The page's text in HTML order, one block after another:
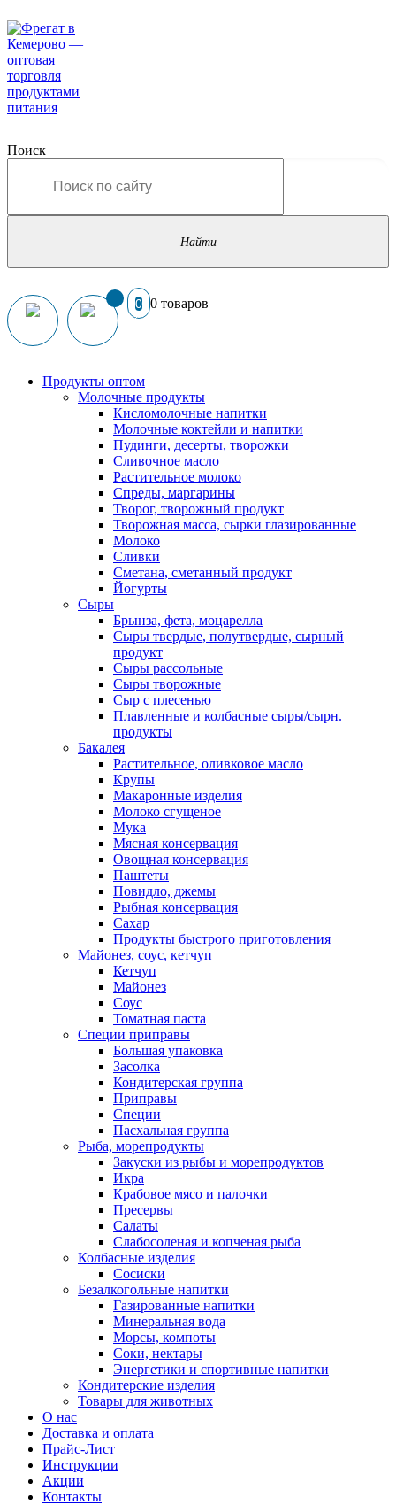
Поиск
0 0 товаров
Продукты оптом
Молочные продукты
Кисломолочные напитки
Молочные коктейли и напитки
Пудинги, десерты, творожки
Сливочное масло
Растительное молоко
Спреды, маргарины
Творог, творожный продукт
Творожная масса, сырки глазированные
Молоко
Сливки
Сметана, сметанный продукт
Йогурты
Сыры
Брынза, фета, моцарелла
Сыры твердые, полутвердые, сырный
продукт
Сыры рассольные
Сыры творожные
Сыр с плесенью
Плавленные и колбасные сыры/сырн.
продукты
Бакалея
Растительное, оливковое масло
Крупы
Макаронные изделия
Молоко сгущеное
Мука
Мясная консервация
Овощная консервация
Паштеты
Повидло, джемы
Рыбная консервация
Сахар
Продукты быстрого приготовления
Майонез, соус, кетчуп
Кетчуп
Майонез
Соус
Томатная паста
Специи приправы
Большая упаковка
Засолка
Кондитерская группа
Приправы
Специи
Пасхальная группа
Рыба, морепродукты
Закуски из рыбы и морепродуктов
Икра
Крабовое мясо и палочки
Пресервы
Салаты
Слабосоленая и копченая рыба
Колбасные изделия
Сосиски
Безалкогольные напитки
Газированные напитки
Минеральная вода
Морсы, компоты
Соки, нектары
Энергетики и спортивные напитки
Кондитерские изделия
Товары для животных
О нас
Доставка и оплата
Прайс-Лист
Инструкции
Акции
Контакты